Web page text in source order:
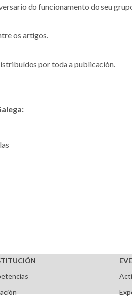
do funcionamento do seu
os artigos.
por toda a publicación.